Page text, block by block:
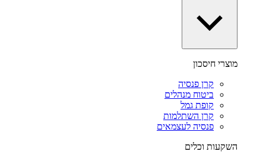
מוצרי חיסכון
קרן פנסיה
ביטוח מנהלים
קופת גמל
קרן השתלמות
פנסיה לעצמאים
השקעות וכלים